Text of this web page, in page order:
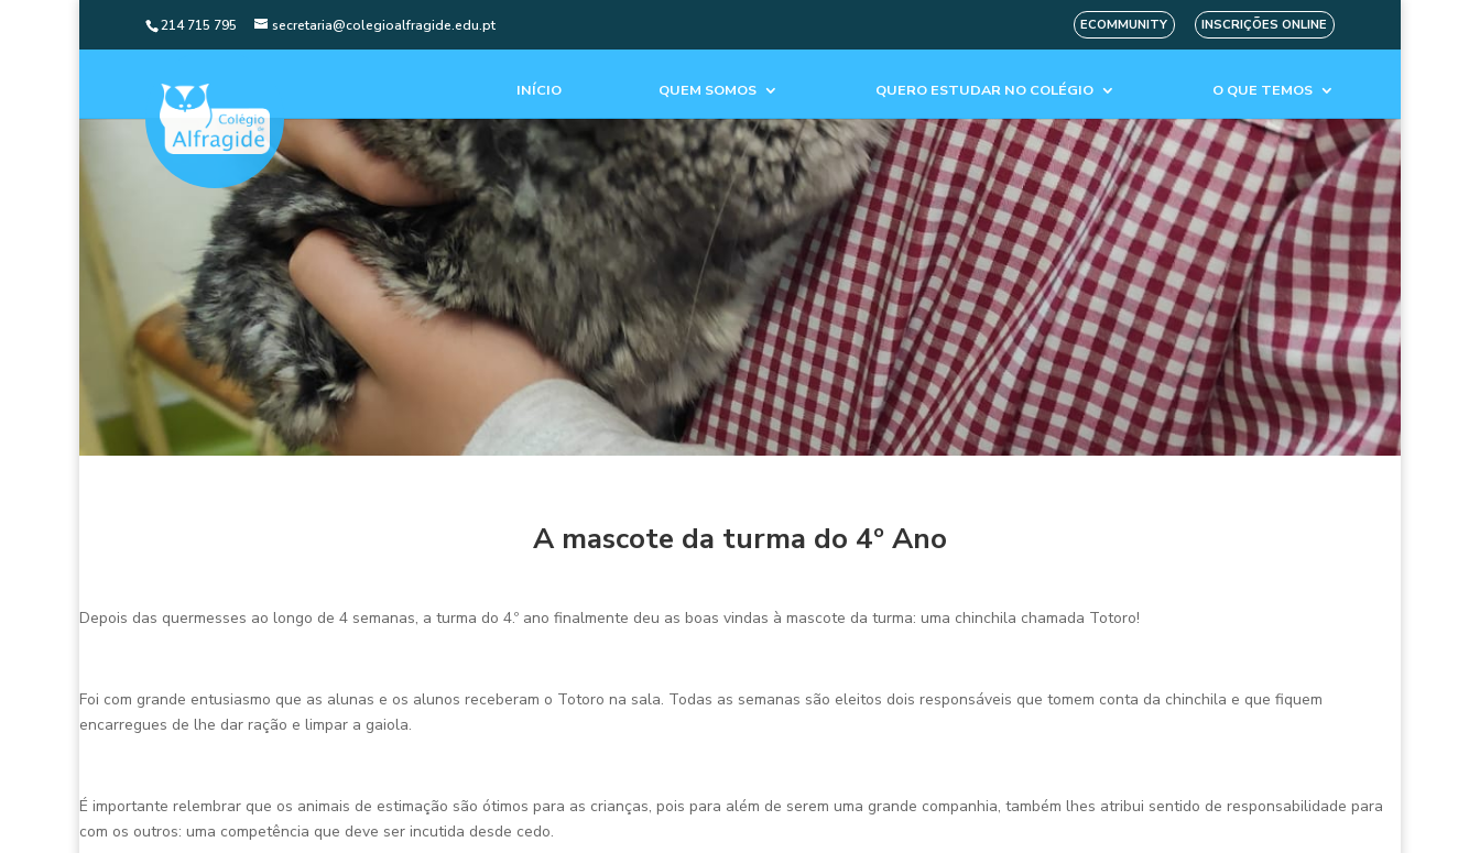
214 715 795 secretaria@colegioalfragide.edu.pt ECOMMUNITY INSCRIÇÕES ONLINE
INÍCIO QUEM SOMOS QUERO ESTUDAR NO COLÉGIO O QUE TEMOS
A mascote da turma do 4º Ano
Depois das quermesses ao longo de 4 semanas, a turma do 4.º ano finalmente deu as boas vindas à mascote da turma: uma chinchila chamada Totoro!
Foi com grande entusiasmo que as alunas e os alunos receberam o Totoro na sala. Todas as semanas são eleitos dois responsáveis que tomem conta da chinchila e que fiquem
encarregues de lhe dar ração e limpar a gaiola.
É importante relembrar que os animais de estimação são ótimos para as crianças, pois para além de serem uma grande companhia, também lhes atribui sentido de responsabilidade para
com os outros: uma competência que deve ser incutida desde cedo.